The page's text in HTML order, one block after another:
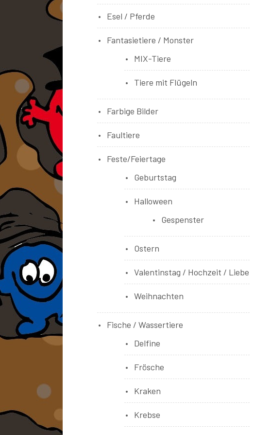
Esel / Pferde
Fantasietiere / Monster
MIX-Tiere
Tiere mit Flügeln
Farbige Bilder
Faultiere
Feste/Feiertage
Geburtstag
Halloween
Gespenster
Ostern
Valentinstag / Hochzeit / Liebe
Weihnachten
Fische / Wassertiere
Delfine
Frösche
Kraken
Krebse